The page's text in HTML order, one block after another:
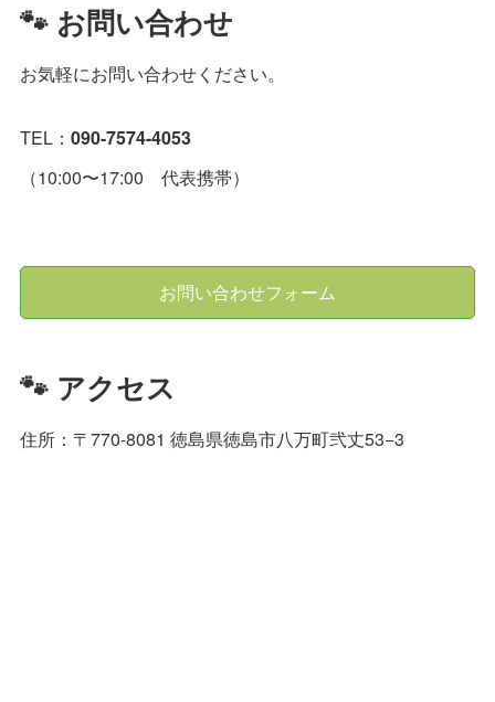
🐾 お問い合わせ
お気軽にお問い合わせください。
TEL：090-7574-4053
（10:00〜17:00 代表携帯）
お問い合わせフォーム
🐾 アクセス
住所：〒770-8081 徳島県徳島市八万町弐丈53−3